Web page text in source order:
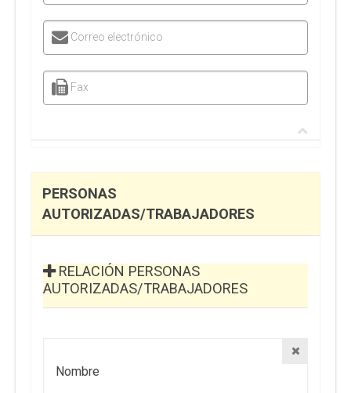
Correo electrónico
Fax
PERSONAS
AUTORIZADAS/TRABAJADORES
RELACIÓN PERSONAS
AUTORIZADAS/TRABAJADORES
Nombre